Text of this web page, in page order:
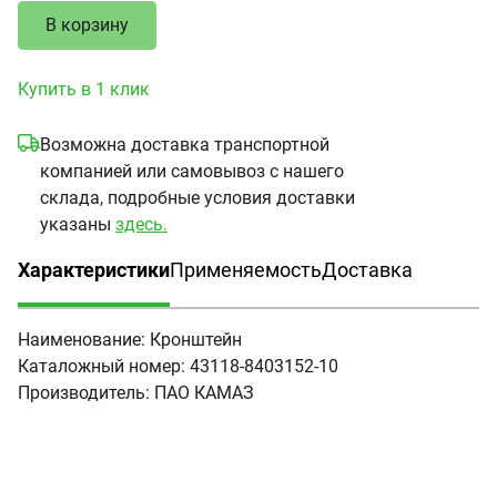
В корзину
Купить в 1 клик
Возможна доставка транспортной
компанией или самовывоз с нашего
склада, подробные условия доставки
указаны здесь.
Характеристики
(активная вкладка)
ПрименяемостьДоставка
Наименование: Кронштейн
Каталожный номер: 43118-8403152-10
Производитель: ПАО КАМАЗ